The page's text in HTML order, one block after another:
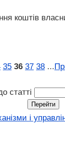
коштів
35 36 37 38 ...
статті
і